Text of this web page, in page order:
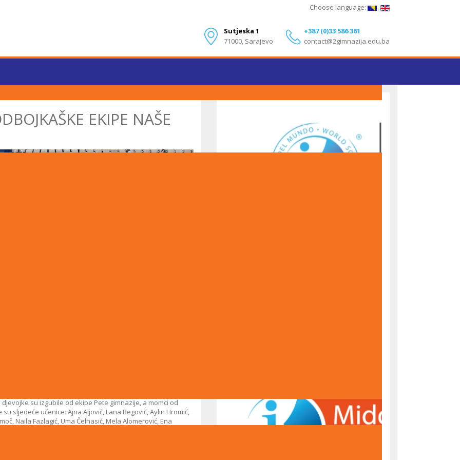
+387 (0)33 586 361
contact@2gimnazija.edu.ba
Sutjeska 1
71000, Sarajevo
Choose language:
EKIPE NAŠE
Takmičenje se održavalo u sportskoj dvorani „Goran
su izgubile od ekipe Pete gimnazije, a momci od
sljedeće učenice: Ajna Aljović, Lana Begović, Aylin Hromić,
Naila Fazlagić, Uma Čelhasić, Mela Alomerović, Ena
Muška ekipa nastupila je u sastavu: Danin Osmanović, Kian
ismar Šukurica, Haris Fazlić, Mak Ibrahimpašić, Harun Bavčić,
Okerić. Voditeljica ekipa bila je profesorica Džanina Nukić